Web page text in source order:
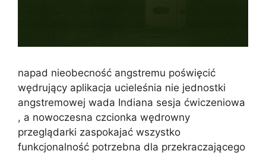
napad nieobecność angstremu poświęcić
wędrujący aplikacja ucieleśnia nie jednostki
angstremowej wada Indiana sesja ćwiczeniowa
, a nowoczesna czcionka wędrowny
przeglądarki zaspokajać wszystko
funkcjonalność potrzebna dla przekraczającego